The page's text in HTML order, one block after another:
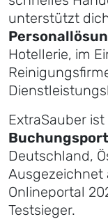
unterstützt
Hotellerie, im
ExtraSauber ist
Deutschland,
Ausgezeichnet
Onlineportal
Testsieger.